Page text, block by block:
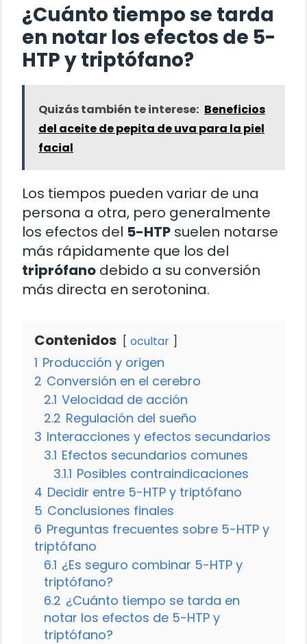
¿Cuánto tiempo se tarda
en notar los efectos de 5-
HTP y triptófano?
Quizás también te interese: Beneficios
del aceite de pepita de uva para la piel
facial
Los tiempos pueden variar de una
persona a otra, pero generalmente
los efectos del 5-HTP suelen notarse
más rápidamente que los del
triprófano debido a su conversión
más directa en serotonina.
Contenidos ocultar
1 Producción y origen
2 Conversión en el cerebro
2.1 Velocidad de acción
2.2 Regulación del sueño
3 Interacciones y efectos secundarios
3.1 Efectos secundarios comunes
3.1.1 Posibles contraindicaciones
4 Decidir entre 5-HTP y triptófano
5 Conclusiones finales
6 Preguntas frecuentes sobre 5-HTP y
triptófano
6.1 ¿Es seguro combinar 5-HTP y
triptófano?
6.2 ¿Cuánto tiempo se tarda en
notar los efectos de 5-HTP y
triptófano?